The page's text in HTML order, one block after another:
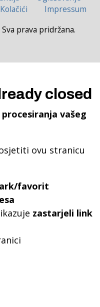
Kolačići
Impressum
prava pridržana.
closed
vašeg
ovu stranicu
favorit
zastarjeli link